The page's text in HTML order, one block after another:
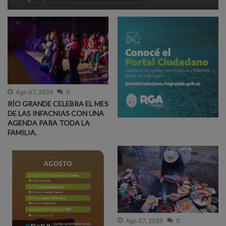
Ago 07, 2026 0
RÍO GRANDE CELEBRA EL MES
DE LAS INFACNIAS CON UNA
AGENDA PARA TODA LA
FAMILIA.
Ago 07, 2026 0